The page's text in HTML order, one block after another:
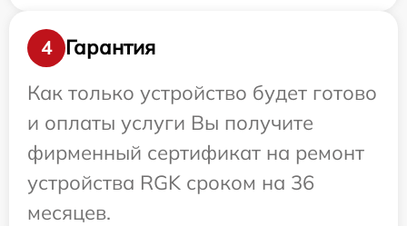
4
Гарантия
Как только устройство будет готово
и оплаты услуги Вы получите
фирменный сертификат на ремонт
устройства RGK сроком на 36
месяцев.